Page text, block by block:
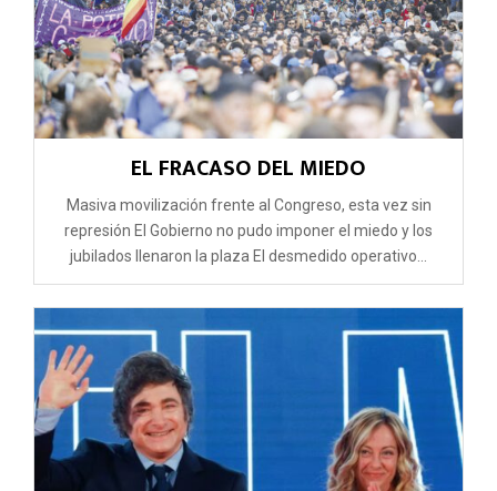
EL FRACASO DEL MIEDO
Masiva movilización frente al Congreso, esta vez sin
represión El Gobierno no pudo imponer el miedo y los
jubilados llenaron la plaza El desmedido operativo...